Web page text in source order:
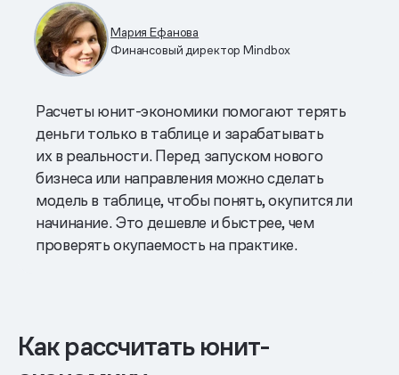
Мария Ефанова
Финансовый директор Mindbox
Расчеты юнит-экономики помогают терять
деньги только в таблице и зарабатывать
их в реальности. Перед запуском нового
бизнеса или направления можно сделать
модель в таблице, чтобы понять, окупится ли
начинание. Это дешевле и быстрее, чем
проверять окупаемость на практике.
Как рассчитать юнит-